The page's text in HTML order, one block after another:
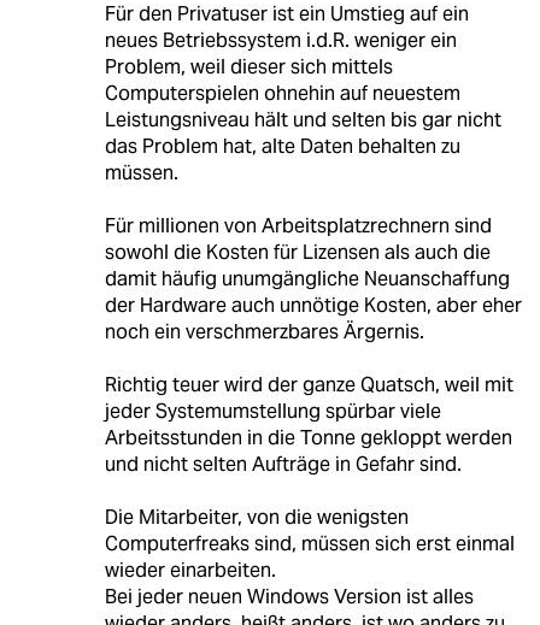
Für den Privatuser ist ein Umstieg auf ein
neues Betriebssystem i.d.R. weniger ein
Problem, weil dieser sich mittels
Computerspielen ohnehin auf neuestem
Leistungsniveau hält und selten bis gar nicht
das Problem hat, alte Daten behalten zu
müssen.
Für millionen von Arbeitsplatzrechnern sind
sowohl die Kosten für Lizensen als auch die
damit häufig unumgängliche Neuanschaffung
der Hardware auch unnötige Kosten, aber eher
noch ein verschmerzbares Ärgernis.
Richtig teuer wird der ganze Quatsch, weil mit
jeder Systemumstellung spürbar viele
Arbeitsstunden in die Tonne gekloppt werden
und nicht selten Aufträge in Gefahr sind.
Die Mitarbeiter, von die wenigsten
Computerfreaks sind, müssen sich erst einmal
wieder einarbeiten.
Bei jeder neuen Windows Version ist alles